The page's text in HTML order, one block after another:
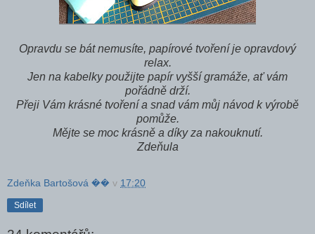
Opravdu se bát nemusíte, papírové tvoření je opravdový
relax.
Jen na kabelky použijte papír vyšší gramáže, ať vám
pořádně drží.
Přeji Vám krásné tvoření a snad vám můj návod k výrobě
pomůže.
Mějte se moc krásně a díky za nakouknutí.
Zdeňula
Zdeňka Bartošová �� v 17:20
Sdílet